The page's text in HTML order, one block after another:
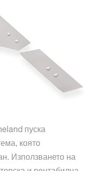
пуска
която
Използването на